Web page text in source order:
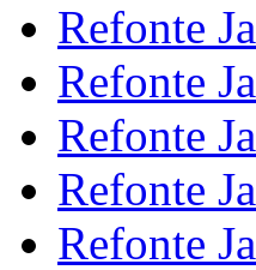
Refonte
Refonte
Refonte
Refonte
Refonte